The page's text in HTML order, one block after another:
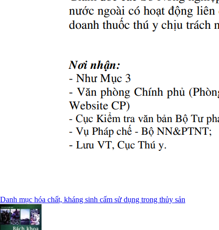
Danh mục hóa chất, kháng sinh cấm sử dụng trong thủy sản